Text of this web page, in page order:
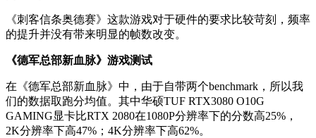
《刺客信条奥德赛》这款游戏对于硬件的要求比较苛刻，频率
的提升并没有带来明显的帧数改变。
《德军总部新血脉》游戏测试
在《德军总部新血脉》中，由于自带两个benchmark，所以我
们的数据取跑分均值。其中华硕TUF RTX3080 O10G
GAMING显卡比RTX 2080在1080P分辨率下的分数高25%，
2K分辨率下高47%；4K分辨率下高62%。